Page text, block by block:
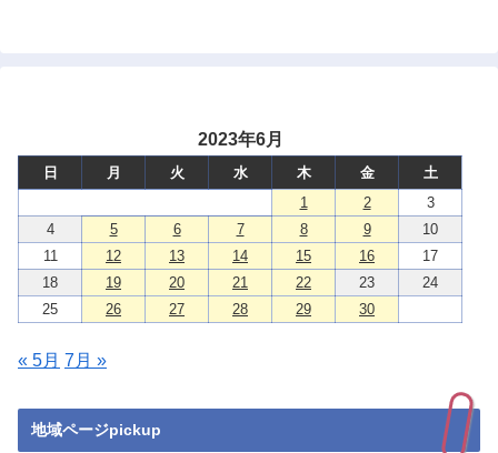
2023年6月
日 月 火 水 木 金
土
1
2
3
4
5 6 7 8 9
10
11
12 13 14 15 16
17
18
19 20 21 22 23
24
25
26 27 28 29 30
« 5月 7月 »
地域ページpickup